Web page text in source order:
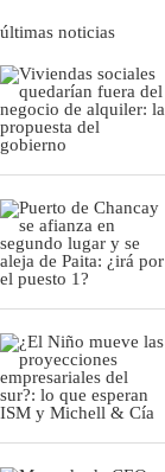
últimas noticias